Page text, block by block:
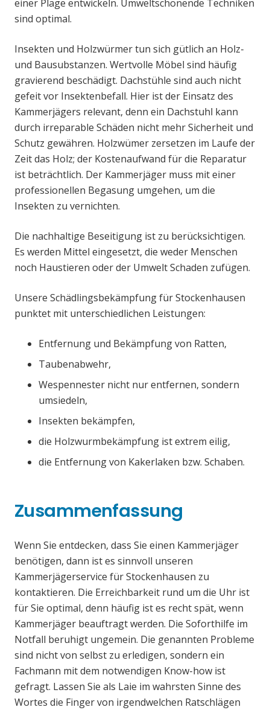
einer Plage entwickeln. Umweltschonende Techniken
sind optimal.
Insekten und Holzwürmer tun sich gütlich an Holz-
und Bausubstanzen. Wertvolle Möbel sind häufig
gravierend beschädigt. Dachstühle sind auch nicht
gefeit vor Insektenbefall. Hier ist der Einsatz des
Kammerjägers relevant, denn ein Dachstuhl kann
durch irreparable Schäden nicht mehr Sicherheit und
Schutz gewähren. Holzwümer zersetzen im Laufe der
Zeit das Holz; der Kostenaufwand für die Reparatur
ist beträchtlich. Der Kammerjäger muss mit einer
professionellen Begasung umgehen, um die
Insekten zu vernichten.
Die nachhaltige Beseitigung ist zu berücksichtigen.
Es werden Mittel eingesetzt, die weder Menschen
noch Haustieren oder der Umwelt Schaden zufügen.
Unsere Schädlingsbekämpfung für Stockenhausen
punktet mit unterschiedlichen Leistungen:
Entfernung und Bekämpfung von Ratten,
Taubenabwehr,
Wespennester nicht nur entfernen, sondern
umsiedeln,
Insekten bekämpfen,
die Holzwurmbekämpfung ist extrem eilig,
die Entfernung von Kakerlaken bzw. Schaben.
Zusammenfassung
Wenn Sie entdecken, dass Sie einen Kammerjäger
benötigen, dann ist es sinnvoll unseren
Kammerjägerservice für Stockenhausen zu
kontaktieren. Die Erreichbarkeit rund um die Uhr ist
für Sie optimal, denn häufig ist es recht spät, wenn
Kammerjäger beauftragt werden. Die Soforthilfe im
Notfall beruhigt ungemein. Die genannten Probleme
sind nicht von selbst zu erledigen, sondern ein
Fachmann mit dem notwendigen Know-how ist
gefragt. Lassen Sie als Laie im wahrsten Sinne des
Wortes die Finger von irgendwelchen Ratschlägen